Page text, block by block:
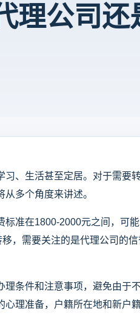
理公司
、生活甚至定居。对于需要
多个角度来讲述。
标准在1800-2000元之间，可
，需要关注的是代理公司的信
理条件和注意事项，避免由于
心理准备，户籍所在地和新户